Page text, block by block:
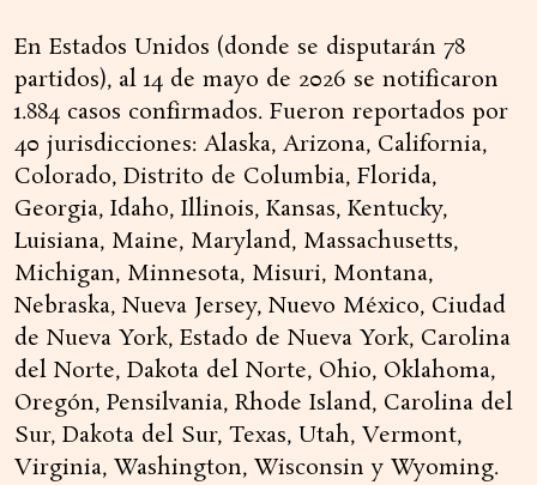
En Estados Unidos (donde se disputarán 78
partidos), al 14 de mayo de 2026 se notificaron
1.884 casos confirmados. Fueron reportados por
40 jurisdicciones: Alaska, Arizona, California,
Colorado, Distrito de Columbia, Florida,
Georgia, Idaho, Illinois, Kansas, Kentucky,
Luisiana, Maine, Maryland, Massachusetts,
Michigan, Minnesota, Misuri, Montana,
Nebraska, Nueva Jersey, Nuevo México, Ciudad
de Nueva York, Estado de Nueva York, Carolina
del Norte, Dakota del Norte, Ohio, Oklahoma,
Oregón, Pensilvania, Rhode Island, Carolina del
Sur, Dakota del Sur, Texas, Utah, Vermont,
Virginia, Washington, Wisconsin y Wyoming.